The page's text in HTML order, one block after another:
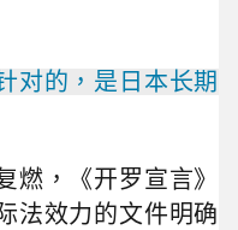
对的，是日本长期
燃，《开罗宣言》
法效力的文件明确